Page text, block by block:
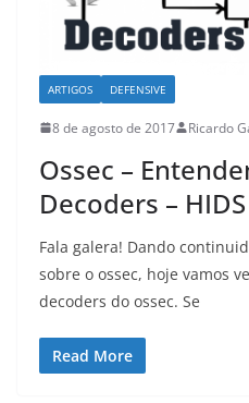
ARTIGOS DEFENSIVE
8 de agosto de 2017 Ricardo
Ossec –
Decoders –
Fala galera! Dando
sobre o ossec, hoje vamos
decoders do ossec. Se
Read More